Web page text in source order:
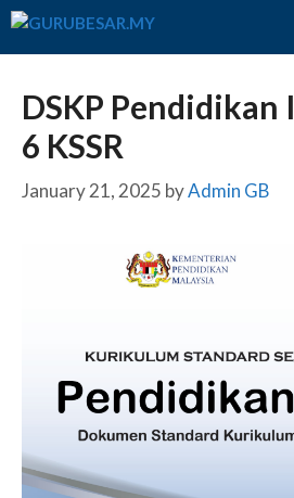
Skip
DSKP Pendidikan
6 KSSR
January 21, 2025 byAdmin GB